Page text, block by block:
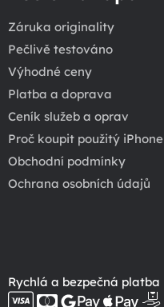
Záruka originality
Pečlivě testováno
Výhodné ceny
Platba a doprava
Ceník služeb a oprav
Proč koupit použitý iPhone
Obchodní podmínky
Ochrana osobních údajů
Rychlá a bezpečná platba